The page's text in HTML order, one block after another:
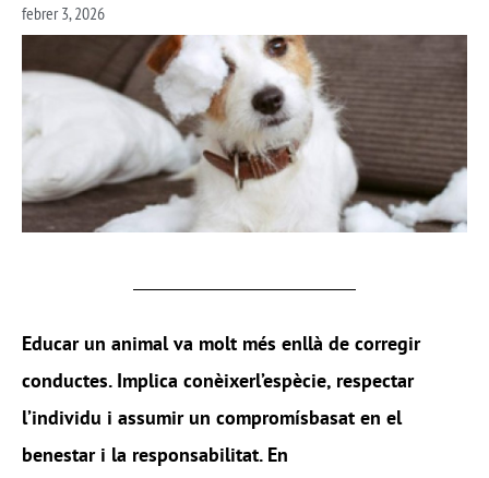
febrer 3, 2026
Educar un animal va molt més enllà de corregir
conductes. Implica conèixerl’espècie, respectar
l’individu i assumir un compromísbasat en el
benestar i la responsabilitat. En